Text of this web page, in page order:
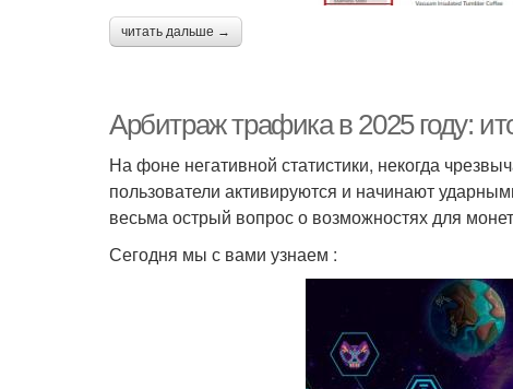
читать дальше →
Арбитраж трафика в 2025 году:
На фоне негативной статистики, некогда
пользователи активируются и начинают
весьма острый вопрос о возможностях для
Сегодня мы с вами узнаем :